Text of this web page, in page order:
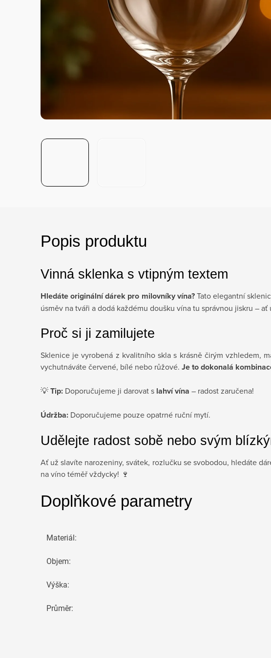
Popis produktu
Vinná sklenka s vtipným textem
Hledáte originální dárek pro milovníky vína?Tato elegantní
úsměv na tváři a dodá každému doušku vína tu správnou jiskru –
Proč si ji zamilujete
Sklenice je vyrobená z kvalitního skla s krásně čirým vzhledem,
vychutnáváte červené, bílé nebo růžové. Je to dokonalá
💡Tip: Doporučujeme ji darovat s lahví vína – radost zaručena!
Údržba: Doporučujeme pouze opatrné ruční mytí.
Udělejte radost sobě nebo svým
Ať už slavíte narozeniny, svátek, rozlučku se svobodou, hledáte
na víno téměř vždycky! 🍷
Doplňkové parametry
Materiál:
Objem:
Výška:
Průměr: